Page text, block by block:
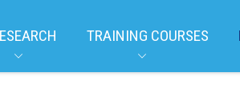
TRAINING COURSES